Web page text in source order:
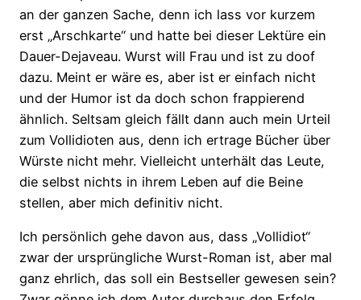
an der ganzen Sache, denn ich lass vor kurzem
erst „Arschkarte“ und hatte bei dieser Lektüre ein
Dauer-Dejaveau. Wurst will Frau und ist zu doof
dazu. Meint er wäre es, aber ist er einfach nicht
und der Humor ist da doch schon frappierend
ähnlich. Seltsam gleich fällt dann auch mein Urteil
zum Vollidioten aus, denn ich ertrage Bücher über
Würste nicht mehr. Vielleicht unterhält das Leute,
die selbst nichts in ihrem Leben auf die Beine
stellen, aber mich definitiv nicht.
Ich persönlich gehe davon aus, dass „Vollidiot“
zwar der ursprüngliche Wurst-Roman ist, aber mal
ganz ehrlich, das soll ein Bestseller gewesen sein?